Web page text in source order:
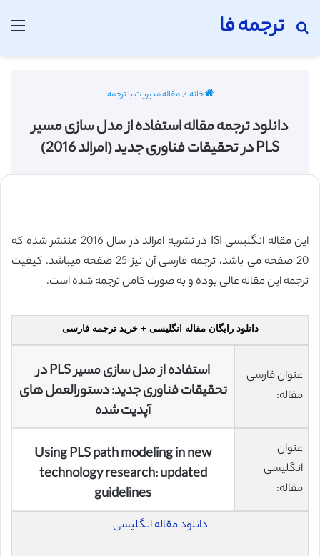
ترجمه فا
جستجو برای
خانه/مقاله مدیریت با ترجمه
دانلود ترجمه مقاله استفاده از مدل سازی مسیر
PLS در تحقیقات فناوری جدید (امرالد 2016)
این مقاله انگلیسی ISI در نشریه امرالد در سال 2016 منتشر شده که
20 صفحه می باشد، ترجمه فارسی آن نیز 25 صفحه میباشد. کیفیت
ترجمه این مقاله عالی بوده و به صورت کامل ترجمه شده است.
دانلود رایگان مقاله انگلیسی + خرید ترجمه فارسی
عنوان فارسی
مقاله:
استفاده از مدل سازی مسیر PLS در
تحقیقات فناوری جدید: دستورالعمل های
آپدیت شده
عنوان
انگلیسی
مقاله:
Using PLS path modeling in new
technology research: updated
guidelines
دانلود مقاله انگلیسی